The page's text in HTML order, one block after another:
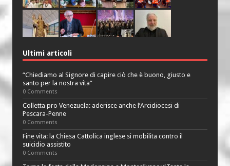
Ultimi articoli
“Chiediamo al Signore di capire ciò che è buono, giusto e
santo per la nostra vita”
0 Comments
Colletta pro Venezuela: aderisce anche l’Arcidiocesi di
Pescara-Penne
0 Comments
Fine vita: la Chiesa Cattolica inglese si mobilita contro il
suicidio assistito
0 Comments